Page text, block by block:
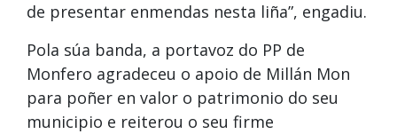
de presentar enmendas nesta liña”, engadiu.
Pola súa banda, a portavoz do PP de
Monfero agradeceu o apoio de Millán Mon
para poñer en valor o patrimonio do seu
municipio e reiterou o seu firme